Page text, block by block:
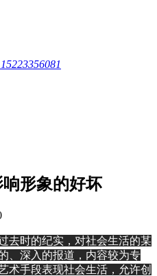
15223356081
形象的好坏
去时的纪实，对社会生活的某
、深入的报道，内容较为专
术手段表现社会生活，允许创